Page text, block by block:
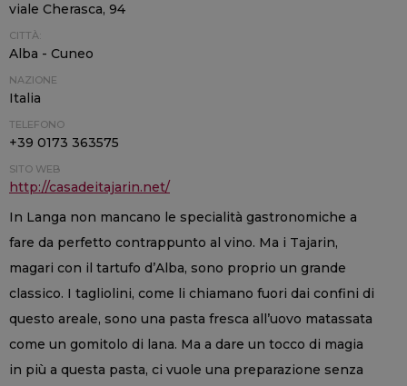
viale Cherasca, 94
CITTÀ:
Alba - Cuneo
NAZIONE
Italia
TELEFONO
+39 0173 363575
SITO WEB
http://casadeitajarin.net/
In Langa non mancano le specialità gastronomiche a
fare da perfetto contrappunto al vino. Ma i Tajarin,
magari con il tartufo d’Alba, sono proprio un grande
classico. I tagliolini, come li chiamano fuori dai confini di
questo areale, sono una pasta fresca all’uovo matassata
come un gomitolo di lana. Ma a dare un tocco di magia
in più a questa pasta, ci vuole una preparazione senza